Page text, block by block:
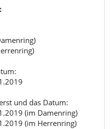
und das Datum:
(im Damenring)
(im Herrenring)